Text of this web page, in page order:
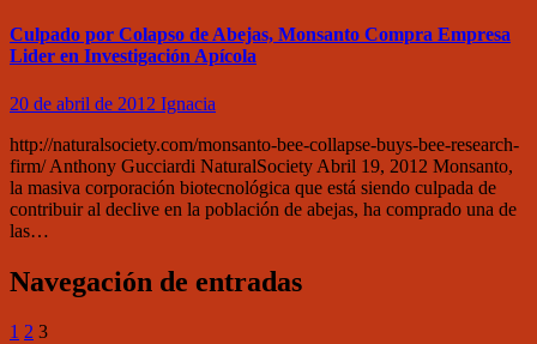
Culpado por Colapso de Abejas, Monsanto Compra Empresa
Lider en Investigación Apícola
20 de abril de 2012 Ignacia
http://naturalsociety.com/monsanto-bee-collapse-buys-bee-research-
firm/ Anthony Gucciardi NaturalSociety Abril 19, 2012 Monsanto,
la masiva corporación biotecnológica que está siendo culpada de
contribuir al declive en la población de abejas, ha comprado una de
las…
Navegación de entradas
1 2 3